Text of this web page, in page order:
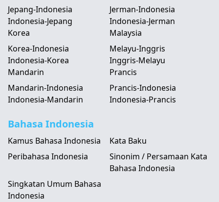
Jepang-Indonesia
Indonesia-Jepang
Jerman-Indonesia
Indonesia-Jerman
Korea
Korea-Indonesia
Indonesia-Korea
Malaysia
Melayu-Inggris
Inggris-Melayu
Mandarin
Mandarin-Indonesia
Indonesia-Mandarin
Prancis
Prancis-Indonesia
Indonesia-Prancis
Bahasa Indonesia
Kamus Bahasa Indonesia
Kata Baku
Peribahasa Indonesia
Sinonim / Persamaan Kata
Bahasa Indonesia
Singkatan Umum Bahasa
Indonesia